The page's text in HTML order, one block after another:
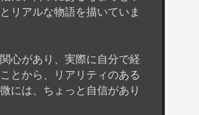
リアルな物語を描いていま
心があり、実際に自分で経
とから、リアリティのある
には、ちょっと自信があり